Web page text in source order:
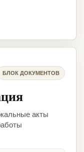
БЛОК ДОКУМЕНТОВ
акты